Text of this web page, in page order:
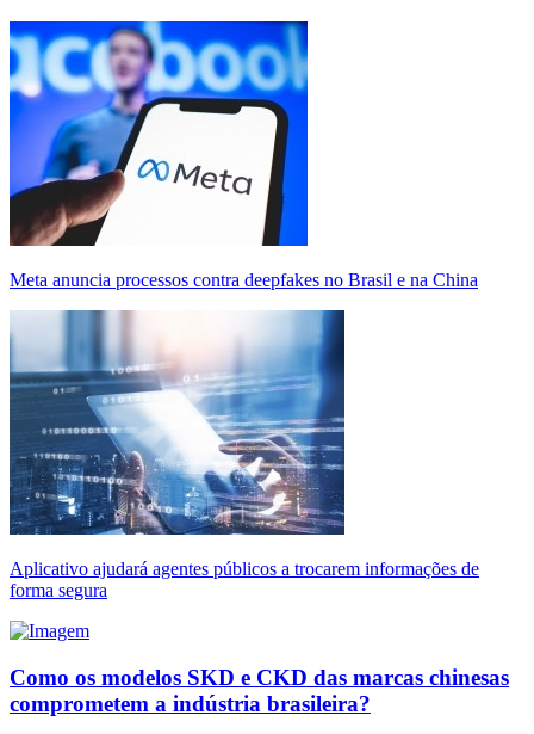
Meta anuncia processos contra deepfakes no Brasil e na China
Aplicativo ajudará agentes públicos a trocarem informações de
forma segura
Como os modelos SKD e CKD das marcas chinesas
comprometem a indústria brasileira?